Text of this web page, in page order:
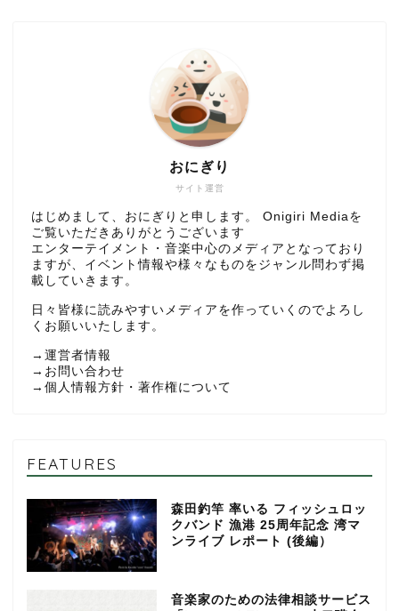
サイト運営
おにぎり
はじめまして、おにぎりと申します。 Onigiri Mediaを
ご覧いただきありがとうございます
エンターテイメント・音楽中心のメディアとなっており
ますが、イベント情報や様々なものをジャンル問わず掲
載していきます。
日々皆様に読みやすいメディアを作っていくのでよろし
くお願いいたします。
→ 運営者情報
→ お問い合わせ
→ 個人情報方針・著作権について
FEATURES
森田釣竿 率いる フィッシュロッ
クバンド 漁港 25周年記念 湾マ
ンライブ レポート (後編）
音楽家のための法律相談サービス